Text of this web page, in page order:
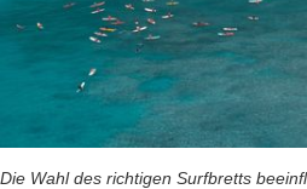
Die Wahl des richtigen Surfbretts